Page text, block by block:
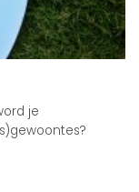
je